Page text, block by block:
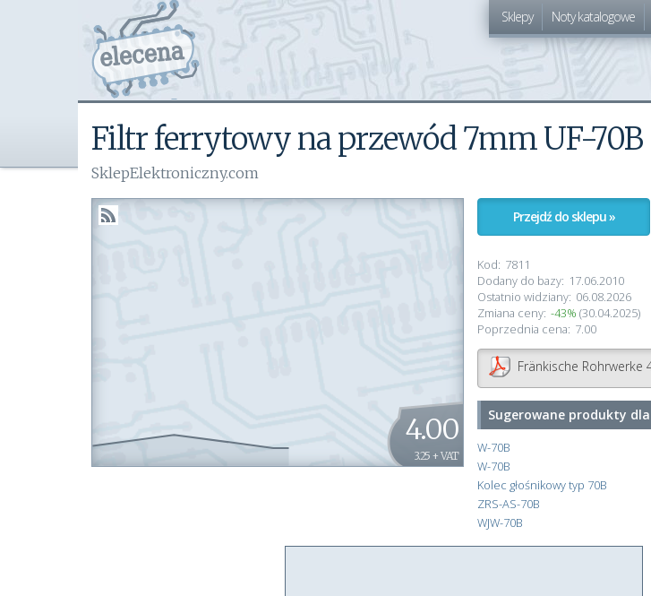
Sklepy Noty katalogowe
Filtr ferrytowy na przewód 7mm UF-70B
SklepElektroniczny.com
4.00
3.25 + VAT
Przejdź do sklepu »
Kod: 7811
Dodany do bazy: 17.06.2010
Ostatnio widziany: 06.08.2026
Zmiana ceny: -43% (30.04.2025)
Poprzednia cena: 7.00
Sugerowane produkty dla
W-70B
W-70B
Kolec głośnikowy typ 70B
ZRS-AS-70B
WJW-70B